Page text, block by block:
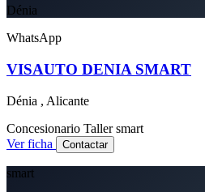
Dénia
WhatsApp
VISAUTO DENIA SMART
Dénia , Alicante
Concesionario Taller smart
Ver ficha
Contactar
smart